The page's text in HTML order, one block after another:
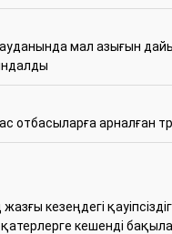
мал азығын
отбасыларға арналған
кезеңдегі
қатерлерге кешенді